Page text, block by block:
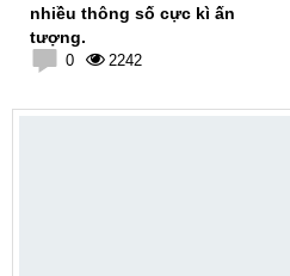
nhiều thông số cực kì ấn
tượng.
0 2242